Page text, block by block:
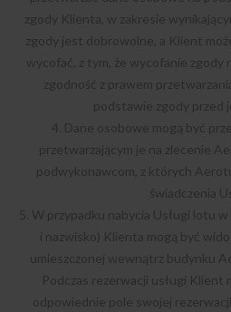
zgody Klienta, w zakresie
zgody jest dobrowolne, a Klient
wycofać, z tym, że wycofanie zgody
zgodność z prawem
podstawie zgody przed
4. Dane osobowe mogą być
przetwarzającym je na zlecenie
podwykonawcom, z których
świadczenia
5. W przypadku nabycia Usługi lotu
i nazwisko) Klienta mogą być
umieszczonej wewnątrz budynku
Podczas rezerwacji usługi Klient
odpowiednie pole swojej